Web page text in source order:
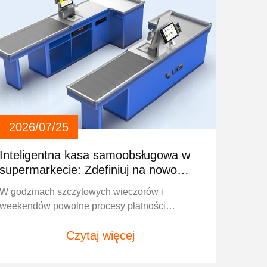
2026/07/25
Inteligentna kasa samoobsługowa w
supermarkecie: Zdefiniuj na nowo
szybkie i płynne zakupy
W godzinach szczytowych wieczorów i
weekendów powolne procesy płatności
frustrują klientów, obniżają zadowolenie
klienta.i ograniczyć zdolność operacyjną
supermarketuDzisiejsza nowoczesna
Czytaj więcej